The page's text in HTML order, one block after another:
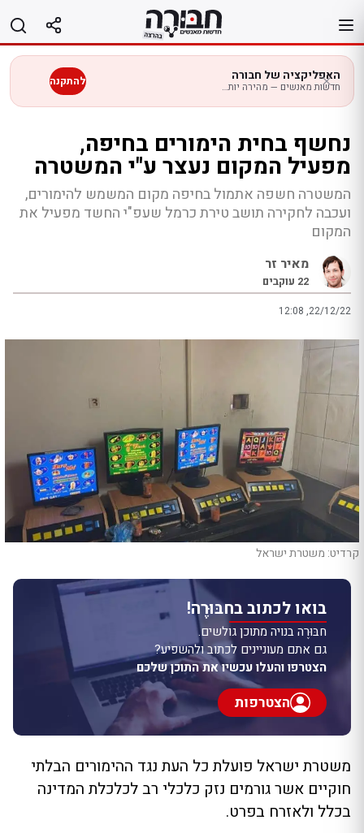
לתוכן
האפליקציה של חבורה
חדשות מאנשים — מהירה יותר בנייד להתקנה
נחשף בחית הימורים בחיפה,
מפעיל המקום נעצר ע"י המשטרה
המשטרה חשפה אתמול בחיפה מקום המשמש להימורים,
ועכבה לחקירה תושב טירת כרמל שעפ"י החשד מפעיל את
המקום
מאיר זר
22 עוקבים
12:08 ,22/12/22
קרדיט: משטרת ישראל
בואו לכתוב בחבּוּרֶה!
חבּוּרֶה בנויה מתוכן גולשים.
גם אתם מעוניינים לכתוב ולהשפיע?
הצטרפו והעלו עכשיו את התוכן שלכם
הצטרפות
משטרת ישראל פועלת כל העת נגד ההימורים הבלתי
חוקיים אשר גורמים נזק כלכלי רב לכלכלת המדינה
בכלל ולאזרח בפרט.